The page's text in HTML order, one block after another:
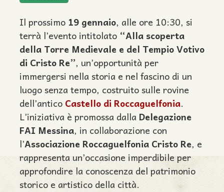
Il prossimo 19 gennaio, alle ore 10:30, si
terrà l’evento intitolato “Alla scoperta
della Torre Medievale e del Tempio Votivo
di Cristo Re”, un’opportunità per
immergersi nella storia e nel fascino di un
luogo senza tempo, costruito sulle rovine
dell’antico Castello di Roccaguelfonia.
L’iniziativa è promossa dalla Delegazione
FAI Messina, in collaborazione con
l’Associazione Roccaguelfonia Cristo Re, e
rappresenta un’occasione imperdibile per
approfondire la conoscenza del patrimonio
storico e artistico della città.